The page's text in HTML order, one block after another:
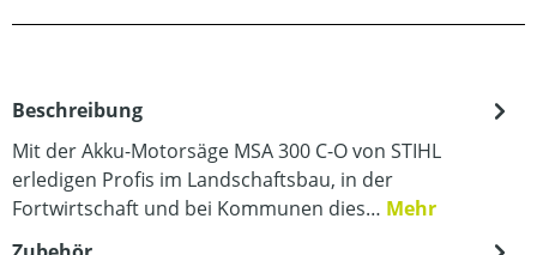
Beschreibung
Mit der Akku-Motorsäge MSA 300 C-O von STIHL
erledigen Profis im Landschaftsbau, in der
Fortwirtschaft und bei Kommunen dies… Mehr